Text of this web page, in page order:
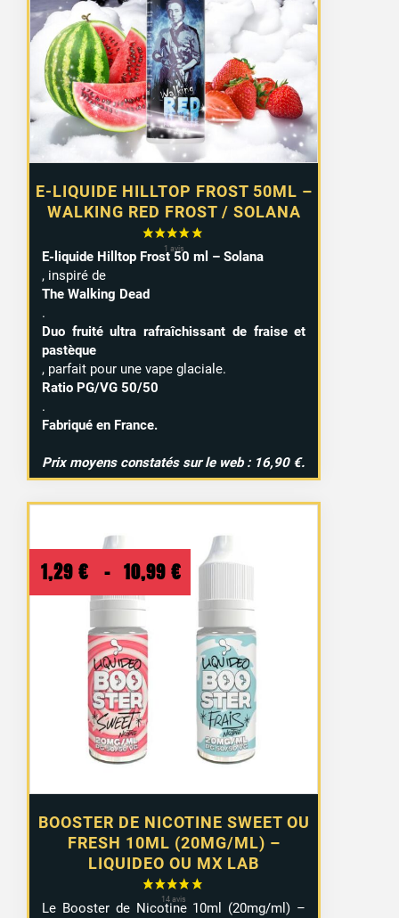
E-LIQUIDE HILLTOP FROST 50ML –
WALKING RED FROST / SOLANA
E-liquide Hilltop Frost 50 ml – Solana
, inspiré de
The Walking Dead
.
Duo fruité ultra rafraîchissant de fraise et
pastèque
, parfait pour une vape glaciale.
Ratio PG/VG 50/50
.
Fabriqué en France.
Prix moyens constatés sur le web : 16,90 €.
BOOSTER DE NICOTINE SWEET OU
FRESH 10ML (20MG/ML) –
LIQUIDEO OU MX LAB
1,29 € – 10,99 €
Plage
de
prix :
1,29 €
10,99 €
Le Booster de Nicotine 10ml (20mg/ml) –